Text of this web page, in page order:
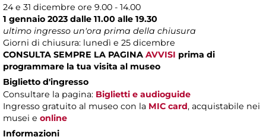
24 e 31 dicembre ore 9.00 - 14.00
1 gennaio 2023 dalle 11.00 alle 19.30
ultimo ingresso un'ora prima della chiusura
Giorni di chiusura: lunedì e 25 dicembre
CONSULTA SEMPRE LA PAGINA AVVISI prima di
programmare la tua visita al museo
Biglietto d'ingresso
Consultare la pagina: Biglietti e audioguide
Ingresso gratuito al museo con la MIC card, acquistabile nei
musei e online
Informazioni